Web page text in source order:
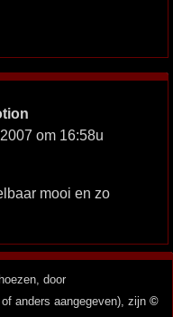
om 16:58u
mooi en zo
door
anders aangegeven), zijn ©